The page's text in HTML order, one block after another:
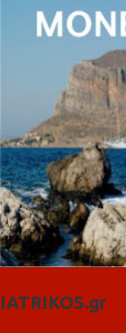
IATRIKOS.gr